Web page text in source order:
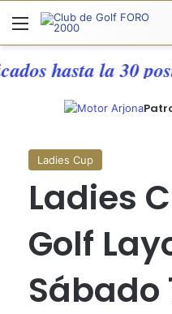
Menú
hasta la 30
Ladies Cup
Ladies
Golf
Sábado